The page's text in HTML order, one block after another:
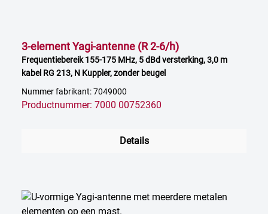
3-element Yagi-antenne (R 2-6/h)
Frequentiebereik 155-175 MHz, 5 dBd versterking, 3,0 m
kabel RG 213, N Kuppler, zonder beugel
Nummer fabrikant: 7049000
Productnummer: 7000 00752360
Details